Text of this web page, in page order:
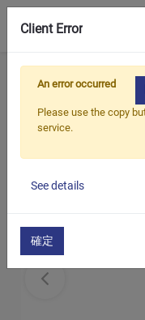
ホーム 製品
Client Error
An error occurred
Please use the copy
service.
See details
確定